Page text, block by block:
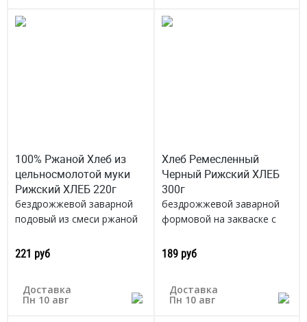
100% Ржаной Хлеб из
цельносмолотой муки
Рижский ХЛЕБ 220г
бездрожжевой заварной
подовый из смеси ржаной
Ивановская область
221 руб
Доставка
Пн 10 авг
Хлеб Ремесленный
Черный Рижский ХЛЕБ
300г
бездрожжевой заварной
формовой на закваске с
Ивановская область
189 руб
Доставка
Пн 10 авг